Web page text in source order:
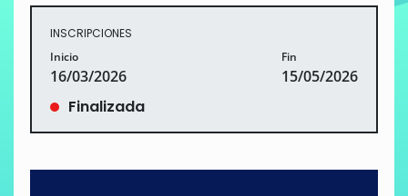
INSCRIPCIONES
Inicio
16/03/2026
Fin
15/05/2026
Finalizada